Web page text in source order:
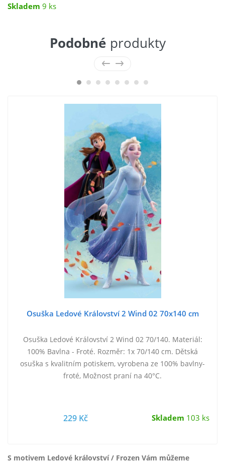
Skladem 9 ks
Podobné produkty
Osuška Ledové Království 2 Wind 02 70x140 cm
Osuška Ledové Království 2 Wind 02 70/140. Materiál:
100% Bavlna - Froté. Rozměr: 1x 70/140 cm. Dětská
osuška s kvalitním potiskem, vyrobena ze 100% bavlny-
froté, Možnost praní na 40°C.
229 Kč Skladem 103 ks
S motivem Ledové království / Frozen Vám můžeme